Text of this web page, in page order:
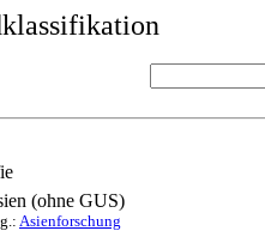
(ohne GUS)
Asienforschung